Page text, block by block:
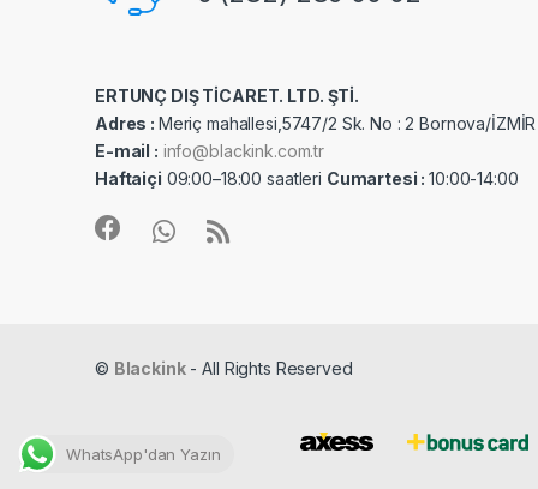
ERTUNÇ DIŞ TİCARET. LTD. ŞTİ.
Adres : Meriç mahallesi,5747/2 Sk. No : 2 Bornova/İZMİR
E-mail : info@blackink.com.tr
Haftaiçi 09:00–18:00 saatleri Cumartesi :10:00-14:00
© Blackink- All Rights Reserved
WhatsApp'dan Yazın